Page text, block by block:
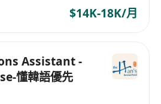
$14K-18K/月
Assistant -
懂韓語優先